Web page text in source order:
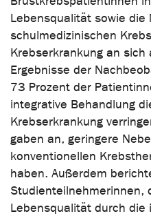
Lebensqualität sowie die
schulmedizinischen
Krebserkrankung an sich
Ergebnisse der
73 Prozent der
integrative Behandlung
Krebserkrankung
gaben an, geringere
konventionellen
haben. Außerdem
Studienteilnehmerinnen,
Lebensqualität durch die